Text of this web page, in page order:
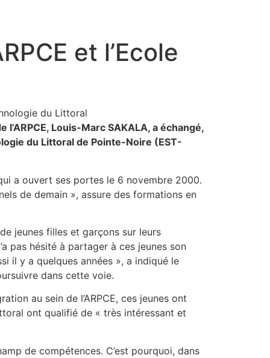
et l’Ecole
Louis-Marc SAKALA, a échangé,
du Littoral de Pointe-Noire (EST-
a ouvert ses portes le 6 novembre 2000.
de demain », assure des formations en
jeunes filles et garçons sur leurs
pas hésité à partager à ces jeunes son
il y a quelques années », a indiqué le
dans cette voie.
au sein de l’ARPCE, ces jeunes ont
ont qualifié de « très intéressant et
de compétences. C’est pourquoi, dans